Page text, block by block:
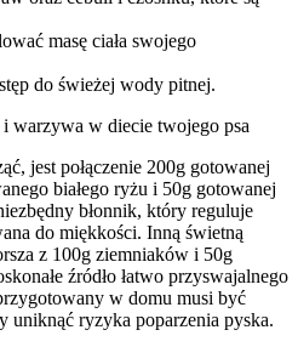
masę ciała swojego
do świeżej wody pitnej.
i warzywa w diecie twojego psa
jest połączenie 200g gotowanej
białego ryżu i 50g gotowanej
błonnik, który reguluje
do miękkości. Inną świetną
z 100g ziemniaków i 50g
źródło łatwo przyswajalnego
w domu musi być
uniknąć ryzyka poparzenia pyska.